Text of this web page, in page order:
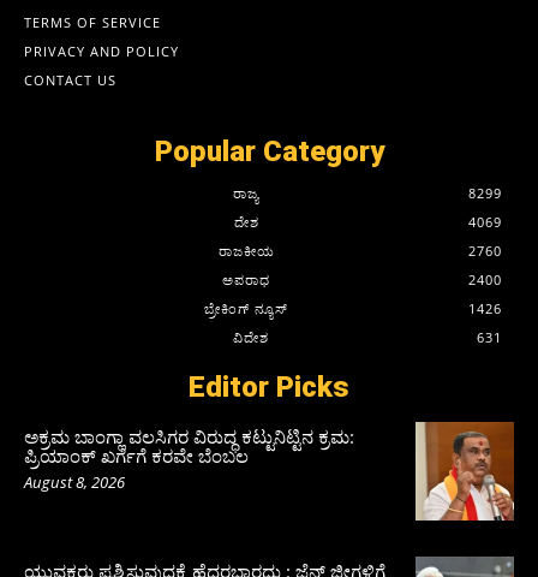
TERMS OF SERVICE
PRIVACY AND POLICY
CONTACT US
Popular Category
ರಾಜ್ಯ
8299
ದೇಶ
4069
ರಾಜಕೀಯ
2760
ಅಪರಾಧ
2400
ಬ್ರೇಕಿಂಗ್ ನ್ಯೂಸ್
1426
ವಿದೇಶ
631
Editor Picks
ಅಕ್ರಮ ಬಾಂಗ್ಲಾ ವಲಸಿಗರ ವಿರುದ್ಧ ಕಟ್ಟುನಿಟ್ಟಿನ ಕ್ರಮ:
ಪ್ರಿಯಾಂಕ್ ಖರ್ಗೆಗೆ ಕರವೇ ಬೆಂಬಲ
August 8, 2026
ಯುವಕರು ಪ್ರಶ್ನಿಸುವುದಕ್ಕೆ ಹೆದರಬಾರದು : ಜೆನ್‌ ಜೀಗಳಿಗೆ